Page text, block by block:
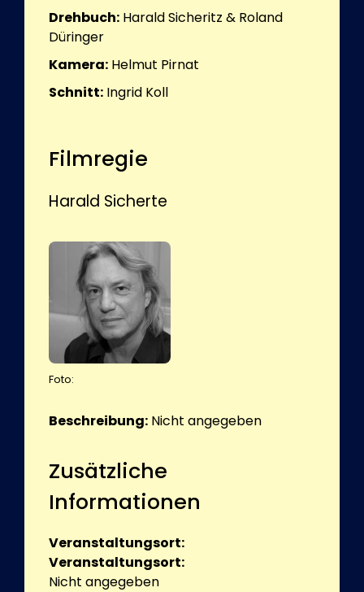
Drehbuch: Harald Sicheritz & Roland
Düringer
Kamera: Helmut Pirnat
Schnitt: Ingrid Koll
Filmregie
Harald Sicherte
Foto:
Beschreibung: Nicht angegeben
Zusätzliche
Informationen
Veranstaltungsort:
Veranstaltungsort:
Nicht angegeben